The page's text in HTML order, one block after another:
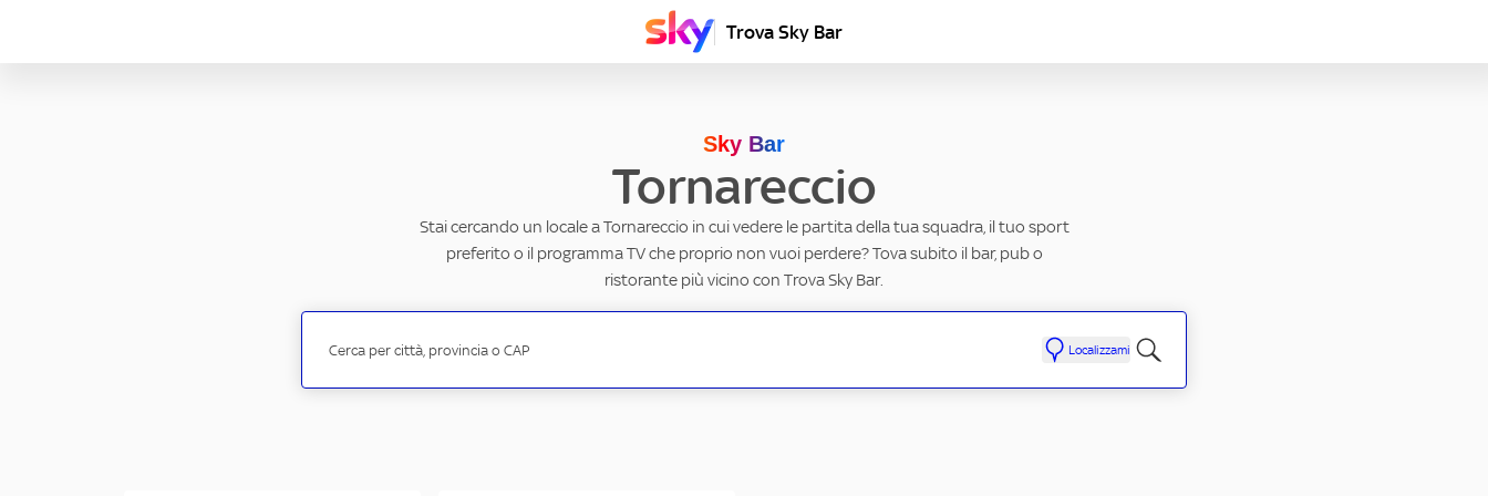
Trova Sky Bar
Sky Bar
Tornareccio
Stai cercando un locale a Tornareccio in cui vedere le partita della tua squadra, il tuo sport
preferito o il programma TV che proprio non vuoi perdere? Tova subito il bar, pub o
ristorante più vicino con Trova Sky Bar.
Localizzami